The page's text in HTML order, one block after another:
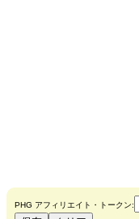
PHG アフィリエイト・トークン: